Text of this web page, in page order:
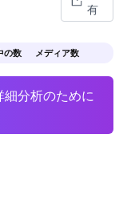
有
の数 メディア数
分析のために